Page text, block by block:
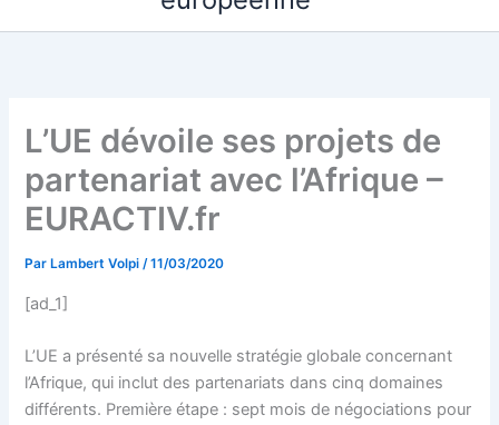
L’UE dévoile ses projets de
partenariat avec l’Afrique –
EURACTIV.fr
Par Lambert Volpi/11/03/2020
[ad_1]
L’UE a présenté sa nouvelle stratégie globale concernant
l’Afrique, qui inclut des partenariats dans cinq domaines
différents. Première étape : sept mois de négociations pour